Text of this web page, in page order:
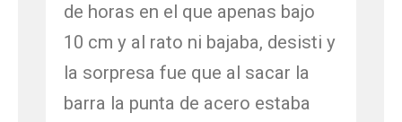
de horas en el que apenas bajo
10 cm y al rato ni bajaba, desisti y
la sorpresa fue que al sacar la
barra la punta de acero estaba